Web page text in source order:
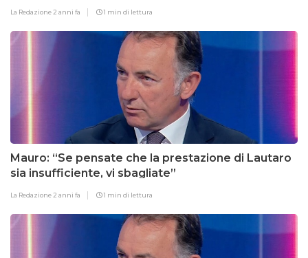
La Redazione 2 anni fa 1 min di lettura
Mauro: “Se pensate che la prestazione di Lautaro
sia insufficiente, vi sbagliate”
La Redazione 2 anni fa 1 min di lettura